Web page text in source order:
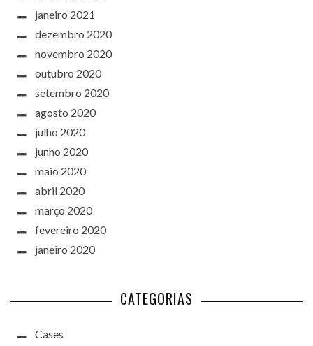
janeiro 2021
dezembro 2020
novembro 2020
outubro 2020
setembro 2020
agosto 2020
julho 2020
junho 2020
maio 2020
abril 2020
março 2020
fevereiro 2020
janeiro 2020
CATEGORIAS
Cases